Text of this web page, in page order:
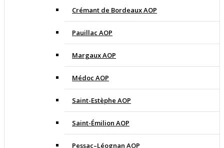
Crémant de Bordeaux AOP
Pauillac AOP
Margaux AOP
Médoc AOP
Saint-Estèphe AOP
Saint-Émilion AOP
Pessac–Léognan AOP